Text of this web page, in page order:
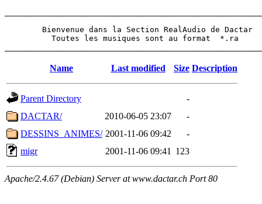
        Bienvenue dans la Section RealAudio de Dactar
          Toutes les musiques sont au format  *.ra
Name Last modified Size Description
Parent Directory
-
DACTAR/
2010-06-05 23:07
-
DESSINS_ANIMES/ 2001-11-06 09:42
-
migr
2001-11-06 09:41 123
Apache/2.4.67 (Debian) Server at www.dactar.ch Port 80